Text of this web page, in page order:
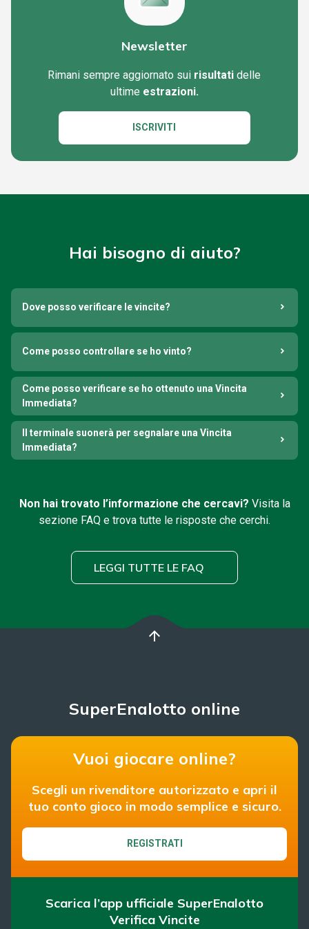
Newsletter
Rimani sempre aggiornato sui risultati delle
ultime estrazioni.
ISCRIVITI
Hai bisogno di aiuto?
Dove posso verificare le vincite?
Come posso controllare se ho vinto?
Come posso verificare se ho ottenuto una Vincita
Immediata?
Il terminale suonerà per segnalare una Vincita
Immediata?
Non hai trovato l’informazione che cercavi? Visita la
sezione FAQ e trova tutte le risposte che cerchi.
LEGGI TUTTE LE FAQ
arrow_upward
SuperEnalotto online
Vuoi giocare online?
Scegli un rivenditore autorizzato e apri il
tuo conto gioco in modo semplice e sicuro.
REGISTRATI
Scarica l’app ufficiale SuperEnalotto
Verifica Vincite